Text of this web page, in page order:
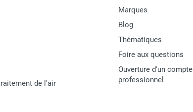
de l'air
Marques
Blog
Thématiques
Foire aux questions
Ouverture d'un compte
professionnel